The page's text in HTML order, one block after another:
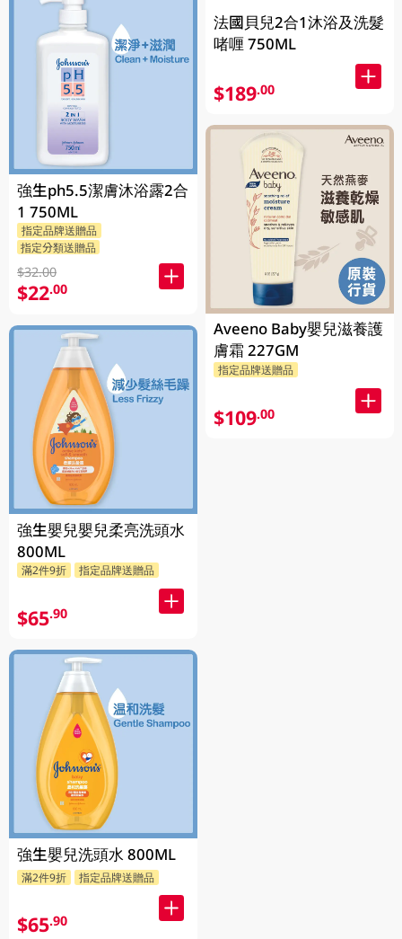
強生ph5.5潔膚沐浴露2合
1 750ML
指定品牌送贈品
指定分類送贈品
$32.00
$22.00
強生嬰兒嬰兒柔亮洗頭水
800ML
滿2件9折 指定品牌送贈品
$65.90
強生嬰兒洗頭水 800ML
滿2件9折 指定品牌送贈品
$65.90
法國貝兒2合1沐浴及洗髮
啫喱 750ML
$189.00
Aveeno Baby嬰兒滋養護
膚霜 227GM
指定品牌送贈品
$109.00